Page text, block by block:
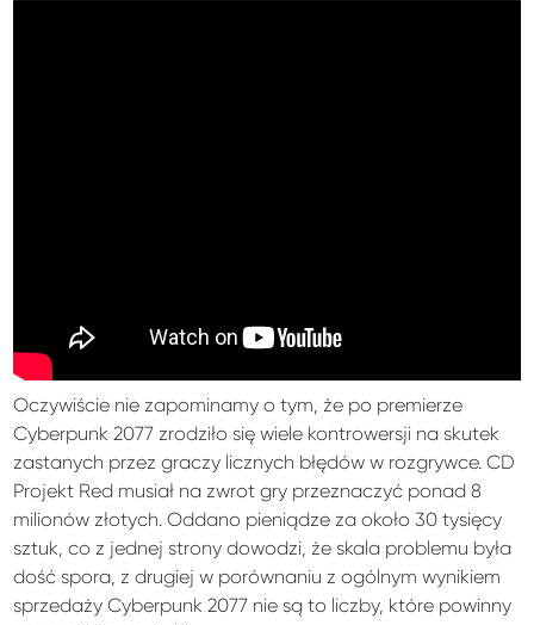
Oczywiście nie zapominamy o tym, że po premierze
Cyberpunk 2077 zrodziło się wiele kontrowersji na skutek
zastanych przez graczy licznych błędów w rozgrywce. CD
Projekt Red musiał na zwrot gry przeznaczyć ponad 8
milionów złotych. Oddano pieniądze za około 30 tysięcy
sztuk, co z jednej strony dowodzi, że skala problemu była
dość spora, z drugiej w porównaniu z ogólnym wynikiem
sprzedaży Cyberpunk 2077 nie są to liczby, które powinny